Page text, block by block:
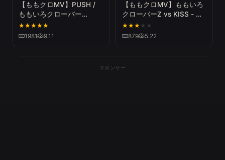
【ももクロMV】PUSH /
ももいろクローバー
Z（MOMOIRO CLOVER Z
／PUSH）
★★★★★
1981 9.11
【ももクロMV】ももいろ
クローバーZ vs KISS - 夢
の浮世に咲いてみな
（YUMENO UKIYONI
★★★ ★ ★
879 5.22
スポンサー